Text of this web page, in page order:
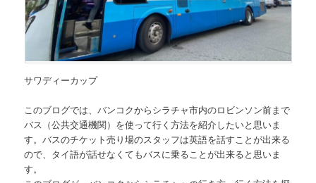
サワディーカップ
このブログでは、バンコクからシラチャ市内のロビンソン前まで
バス（公共交通機関）を使って行く方法を紹介したいと思いま
す。バスのチケット売り場のスタッフは英語を話すことが出来る
ので、タイ語が話せなくてもバスに乗ることが出来ると思いま
す。